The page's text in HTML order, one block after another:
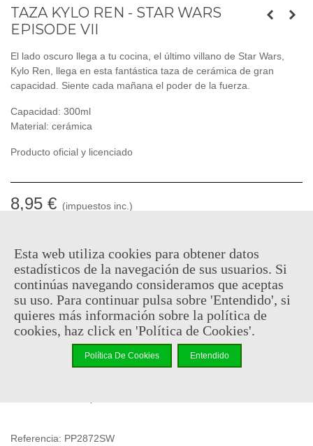
TAZA KYLO REN - STAR WARS
EPISODE VII
El lado oscuro llega a tu cocina, el último villano de Star Wars,
Kylo Ren, llega en esta fantástica taza de cerámica de gran
capacidad. Siente cada mañana el poder de la fuerza.
Capacidad: 300ml
Material: cerámica
Producto oficial y licenciado
8,95 € (impuestos inc.)
Código QR
Compartir
Notificarme cuando esté disponible
Puedes consultar la política de privacidadaquí
Al comprar este producto puedes juntar hasta4puntos de
Referencia: PP2872SW
Esta web utiliza cookies para obtener datos
estadísticos de la navegación de sus usuarios. Si
continúas navegando consideramos que aceptas
su uso. Para continuar pulsa sobre 'Entendido', si
quieres más información sobre la política de
cookies, haz click en 'Política de Cookies'.
Política De Cookies Entendido